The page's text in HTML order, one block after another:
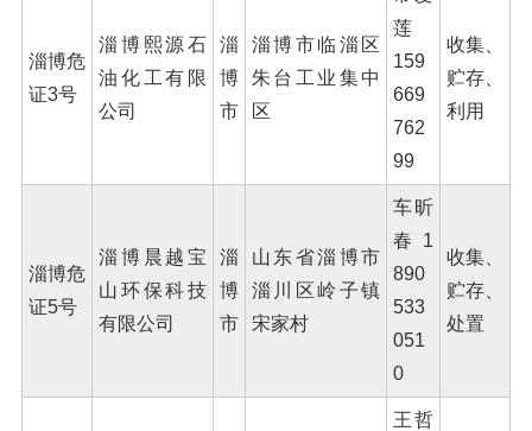
淄博危
证3号
淄博熙源石
油化工有限
公司
淄
博
市
淄博市临淄区
朱台工业集中
区
莲
159
669
762
99
收集、
贮存、
利用
淄博危
证5号
淄博晨越宝
山环保科技
有限公司
淄
博
市
山东省淄博市
淄川区岭子镇
宋家村
车昕
春 1
890
533
051
0
收集、
贮存、
处置
王哲